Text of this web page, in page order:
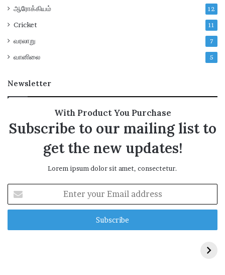
ஆரோக்கியம் 12
Cricket 11
வரலாறு 7
வானிலை 5
Newsletter
With Product You Purchase
Subscribe to our mailing list to
get the new updates!
Lorem ipsum dolor sit amet, consectetur.
t
r